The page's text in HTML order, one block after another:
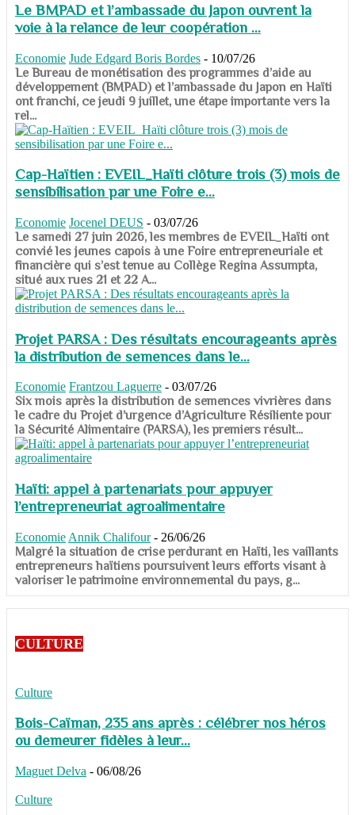
Le BMPAD et l’ambassade du Japon ouvrent la
voie à la relance de leur coopération ...
Economie Jude Edgard Boris Bordes - 10/07/26
​​​​​​​Le Bureau de monétisation des programmes d’aide au
développement (BMPAD) et l’ambassade du Japon en Haïti
ont franchi, ce jeudi 9 juillet, une étape importante vers la
rel...
Cap-Haïtien : EVEIL_Haïti clôture trois (3) mois de
sensibilisation par une Foire e...
Economie Jocenel DEUS - 03/07/26
Le samedi 27 juin 2026, les membres de EVEIL_Haïti ont
convié les jeunes capois à une Foire entrepreneuriale et
financière qui s’est tenue au Collège Regina Assumpta,
situé aux rues 21 et 22 A...
Projet PARSA : Des résultats encourageants après
la distribution de semences dans le...
Economie Frantzou Laguerre - 03/07/26
​​​​​​​Six mois après la distribution de semences vivrières dans
le cadre du Projet d’urgence d’Agriculture Résiliente pour
la Sécurité Alimentaire (PARSA), les premiers résult...
Haïti: appel à partenariats pour appuyer
l’entrepreneuriat agroalimentaire
Economie Annik Chalifour - 26/06/26
​​​​​​​Malgré la situation de crise perdurant en Haïti, les vaillants
entrepreneurs haïtiens poursuivent leurs efforts visant à
valoriser le patrimoine environnemental du pays, g...
CULTURE
Culture
Bois-Caïman, 235 ans après : célébrer nos héros
ou demeurer fidèles à leur...
Maguet Delva - 06/08/26
Culture